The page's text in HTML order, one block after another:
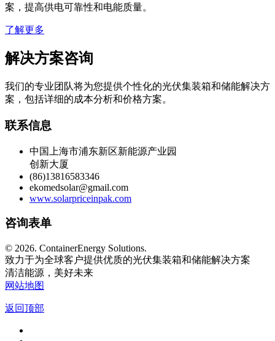
案，提高供电可靠性和电能质量。
了解更多
解决方案咨询
我们的专业团队将为您提供个性化的光伏集装箱和储能解决方
案，包括详细的成本分析和价格方案。
联系信息
中国上海市浦东新区新能源产业园
创新大厦
(86)13816583346
ekomedsolar@gmail.com
www.solarpriceinpak.com
咨询表单
© 2026. ContainerEnergy Solutions.
致力于为全球客户提供优质的光伏集装箱和储能解决方案
清洁能源，美好未来
网站地图
返回顶部